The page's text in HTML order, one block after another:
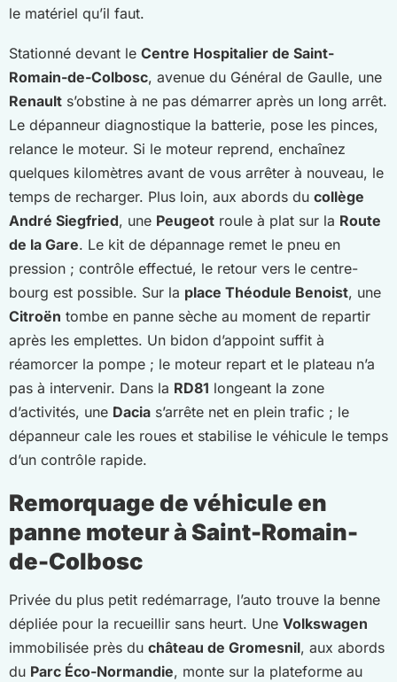
le matériel qu’il faut.
Stationné devant le Centre Hospitalier de Saint-
Romain-de-Colbosc, avenue du Général de Gaulle, une
Renault s’obstine à ne pas démarrer après un long arrêt.
Le dépanneur diagnostique la batterie, pose les pinces,
relance le moteur. Si le moteur reprend, enchaînez
quelques kilomètres avant de vous arrêter à nouveau, le
temps de recharger. Plus loin, aux abords du collège
André Siegfried, une Peugeot roule à plat sur la Route
de la Gare. Le kit de dépannage remet le pneu en
pression ; contrôle effectué, le retour vers le centre-
bourg est possible. Sur la place Théodule Benoist, une
Citroën tombe en panne sèche au moment de repartir
après les emplettes. Un bidon d’appoint suffit à
réamorcer la pompe ; le moteur repart et le plateau n’a
pas à intervenir. Dans la RD81 longeant la zone
d’activités, une Dacia s’arrête net en plein trafic ; le
dépanneur cale les roues et stabilise le véhicule le temps
d’un contrôle rapide.
Remorquage de véhicule en
panne moteur à Saint-Romain-
de-Colbosc
Privée du plus petit redémarrage, l’auto trouve la benne
dépliée pour la recueillir sans heurt. Une Volkswagen
immobilisée près du château de Gromesnil, aux abords
du Parc Éco-Normandie, monte sur la plateforme au